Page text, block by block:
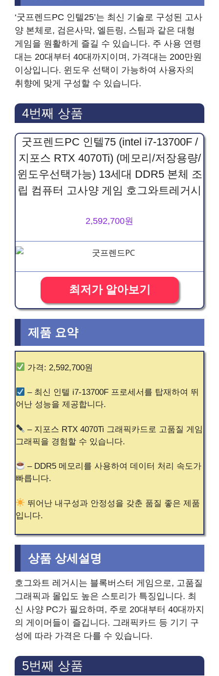
‘굿프렌드PC 인텔25’는 최신 기술로 구성된 고사
양 본체로, 검은사막, 엘든링, 스팀과 같은 대형
게임을 원활하게 즐길 수 있습니다. 주 사용 연령
대는 20대부터 40대까지이며, 가격대는 200만원
이상입니다. 윈도우 선택이 가능하여 사용자의
취향에 맞게 구성할 수 있습니다.
4번째 상품
굿프렌드PC 인텔75 (intel i7-13700F /
지포스 RTX 4070Ti) (메모리/저장용량/
윈도우선택가능) 13세대 DDR5 본체 조
립 컴퓨터 고사양 게임 호그와트레거시
2,592,700원
최저가 알아보기
제품 요약
가격: 2,592,700원
– 최신 인텔 i7-13700F 프로세서를 탑재하여 뛰
어난 성능을 제공합니다.
– 지포스 RTX 4070Ti 그래픽카드로 고품질 게임
그래픽을 경험할 수 있습니다.
– DDR5 메모리를 사용하여 데이터 처리 속도가
빠릅니다.
뛰어난 내구성과 안정성을 갖춘 품질 좋은 제품
입니다.
상품 상세설명
호그와트 레거시는 블록버스터 게임으로, 고품질
그래픽과 몰입도 높은 스토리가 특징입니다. 최
신 사양 PC가 필요하며, 주로 20대부터 40대까지
의 게이머들이 즐깁니다. 그래픽카드 등 기기 구
성에 따라 가격은 다를 수 있습니다.
5번째 상품